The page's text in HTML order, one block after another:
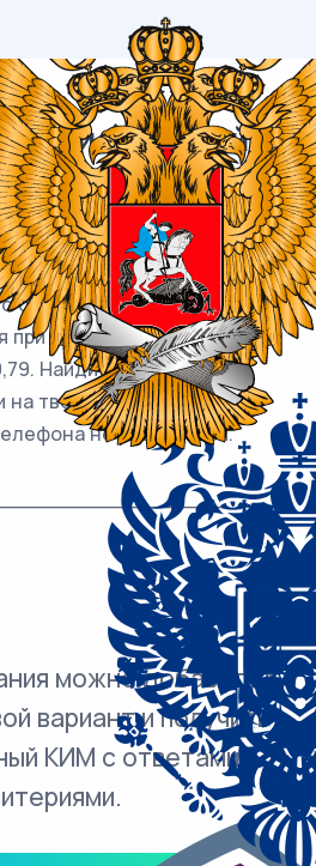
(типовой)
/ База / 05
168
стекло мобильного
при падении на твёрдую
Найдите вероятность
на твёрдую поверхность
не разобьётся.
можно добавить в
вариант и получить
КИМ с ответами и